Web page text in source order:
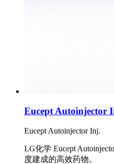
Eucept Autoinjector
Eucept Autoinjector Inj.
LG化学 Eucept
度建成的高效药物。